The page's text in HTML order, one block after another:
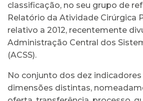
classificação, no seu grupo de
Relatório da Atividade Cirúrgica
relativo a 2012, recentemente
Administração Central dos
(ACSS).
No conjunto dos dez
dimensões distintas,